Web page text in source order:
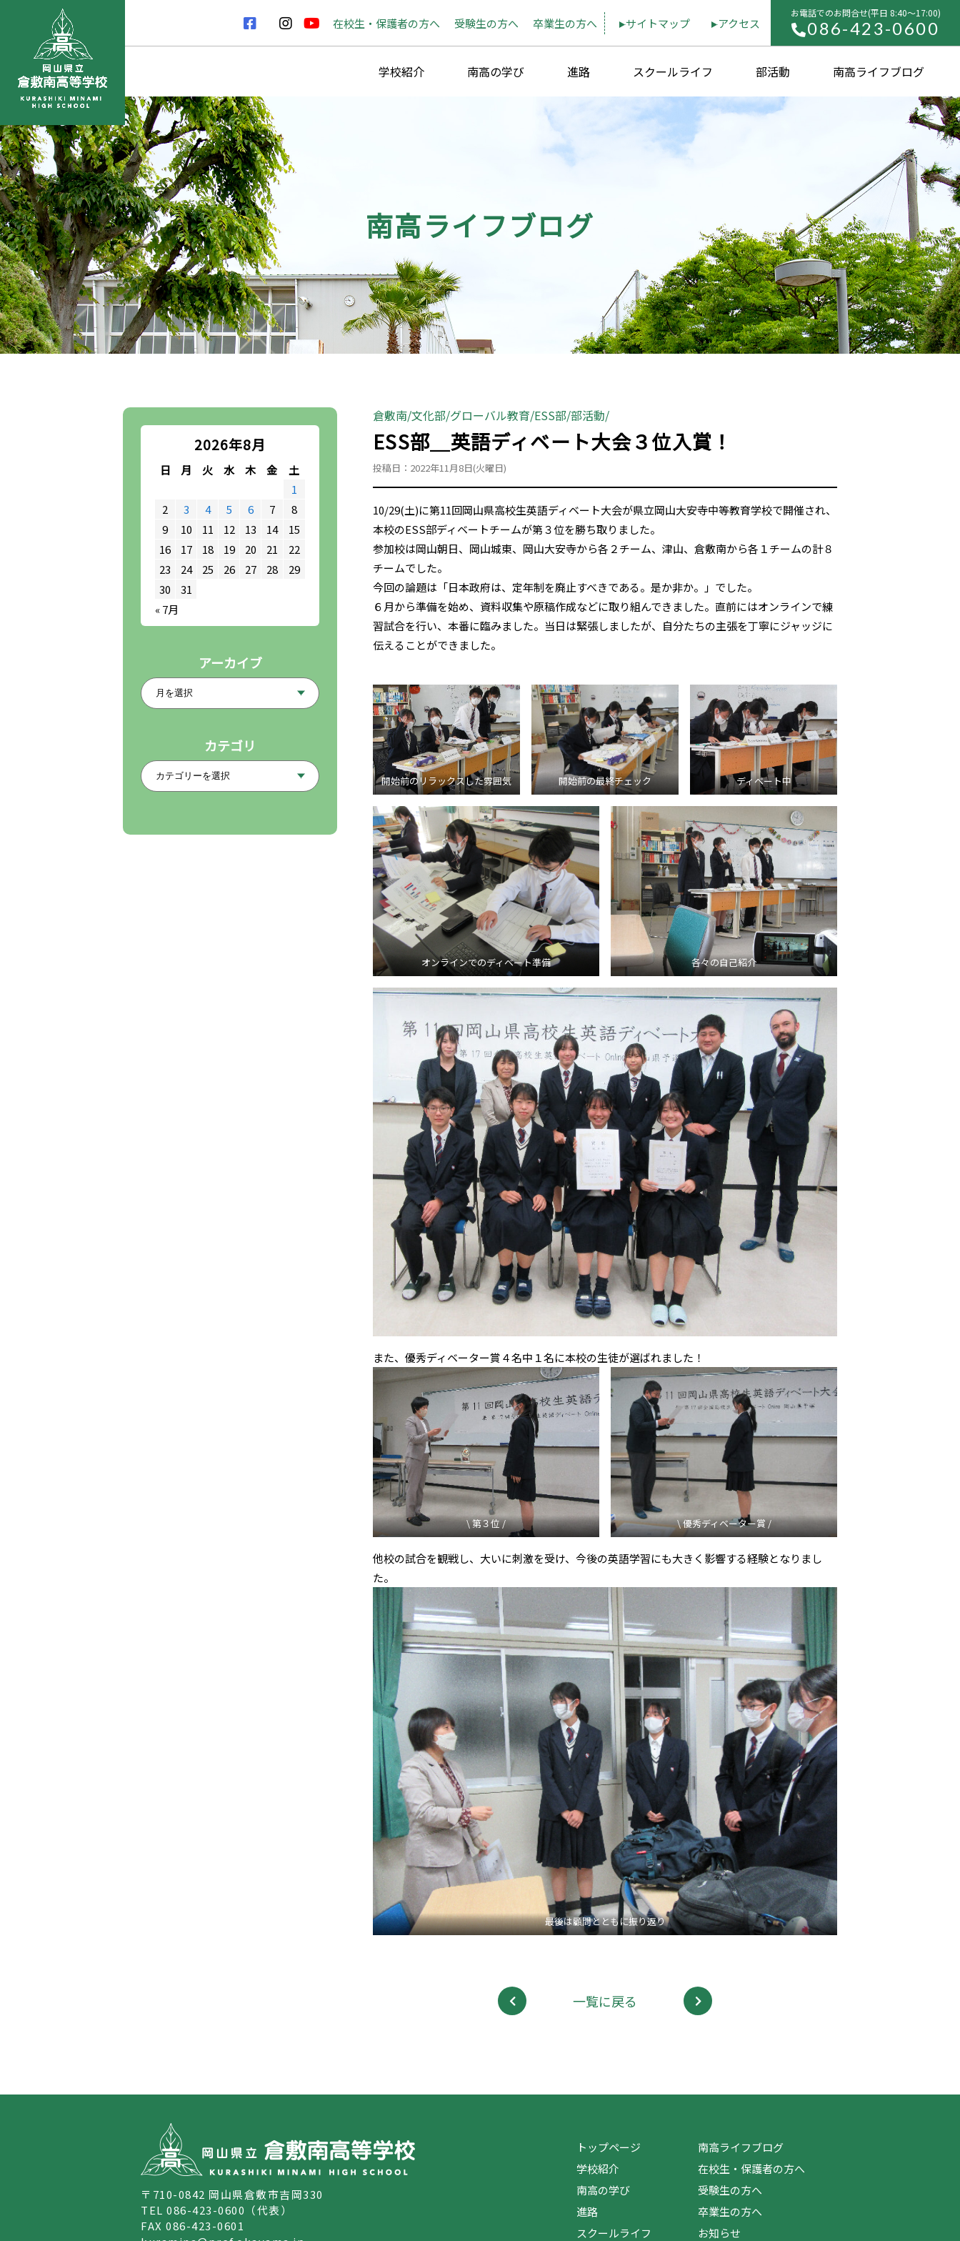
在校生・保護者の方へ 受験生の方へ 卒業生の方へ サイトマップ アクセス
お電話でのお問合せ(平⽇ 8:40〜17:00)
086-423-0600
学校紹介 南高の学び 進路 スクールライフ 部活動 南高ライフブログ
南高ライフブログ
2026年8月
日 月 火 水 木 金
土
1
2
3 4 5 6 7
8
9
10 11 12 13 14
15
16
17 18 19 20 21
22
23
24 25 26 27 28
29
30
31
« 7月
アーカイブ
カテゴリ
倉敷南 文化部 グローバル教育 ESS部 部活動
ESS部＿英語ディベート大会３位入賞！
投稿日：2022年11月8日(火曜日)
10/29(土)に第11回岡山県高校生英語ディベート大会が県立岡山大安寺中等教育学校で開催され、
本校のESS部ディベートチームが第３位を勝ち取りました。
参加校は岡山朝日、岡山城東、岡山大安寺から各２チーム、津山、倉敷南から各１チームの計８
チームでした。
今回の論題は「日本政府は、定年制を廃止すべきである。是か非か。」でした。
６月から準備を始め、資料収集や原稿作成などに取り組んできました。直前にはオンラインで練
習試合を行い、本番に臨みました。当日は緊張しましたが、自分たちの主張を丁寧にジャッジに
伝えることができました。
開始前のリラックスした雰囲気 開始前の最終チェック ディベート中
オンラインでのディベート準備 各々の自己紹介
また、優秀ディベーター賞４名中１名に本校の生徒が選ばれました！
\ 第３位 / \ 優秀ディベーター賞 /
他校の試合を観戦し、大いに刺激を受け、今後の英語学習にも大きく影響する経験となりまし
た。
最後は顧問とともに振り返り
一覧に戻る
〒710-0842 岡山県倉敷市吉岡330
TEL 086-423-0600（代表）
FAX 086-423-0601
トップページ
学校紹介
南高の学び
進路
スクールライフ
南高ライフブログ
在校生・保護者の方へ
受験生の方へ
卒業生の方へ
お知らせ